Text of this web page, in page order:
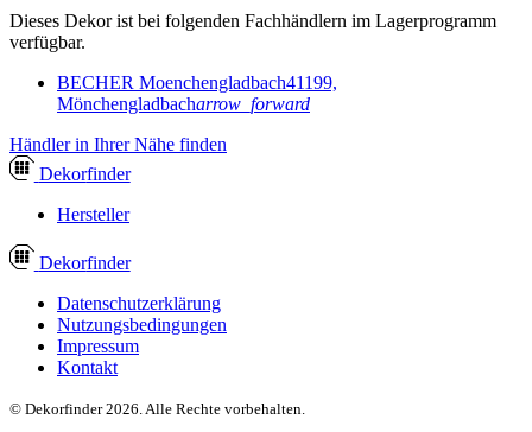
Dieses Dekor ist bei folgenden Fachhändlern im Lagerprogramm
verfügbar.
BECHER Moenchengladbach41199,
Mönchengladbacharrow_forward
Händler in Ihrer Nähe finden
Dekorfinder
Hersteller
Dekorfinder
Datenschutzerklärung
Nutzungsbedingungen
Impressum
Kontakt
© Dekorfinder 2026. Alle Rechte vorbehalten.